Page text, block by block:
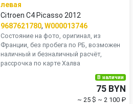
левая
Citroen C4 Picasso 2012
9687621780, W000013746
Состояние на фото, оригинал, из
Франции, без пробега по РБ, возможен
наличный и безналичный расчёт,
рассрочка по карте Халва
В наличии
75 BYN
~ 25 $ ~ 2 100 ₽